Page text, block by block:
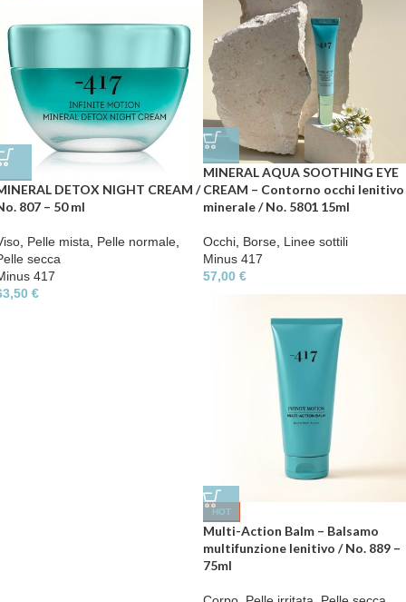
MINERAL AQUA SOOTHING EYE
CREAM – Contorno occhi lenitivo
minerale / No. 5801 15ml
Occhi, Borse, Linee sottili
Minus 417
57,00 €
DETOX NIGHT CREAM /
807 – 50 ml
, Pelle mista, Pelle normale,
secca
417
€
HOT
Multi-Action Balm – Balsamo
multifunzione lenitivo / No. 889 –
75ml